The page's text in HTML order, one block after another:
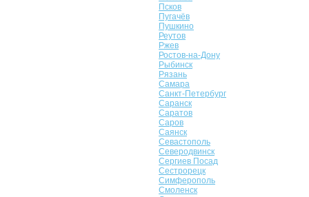
Псков
Пугачёв
Пушкино
Реутов
Ржев
Ростов-на-Дону
Рыбинск
Рязань
Самара
Санкт-Петербург
Саранск
Саратов
Саров
Саянск
Севастополь
Северодвинск
Сергиев Посад
Сестрорецк
Симферополь
Смоленск